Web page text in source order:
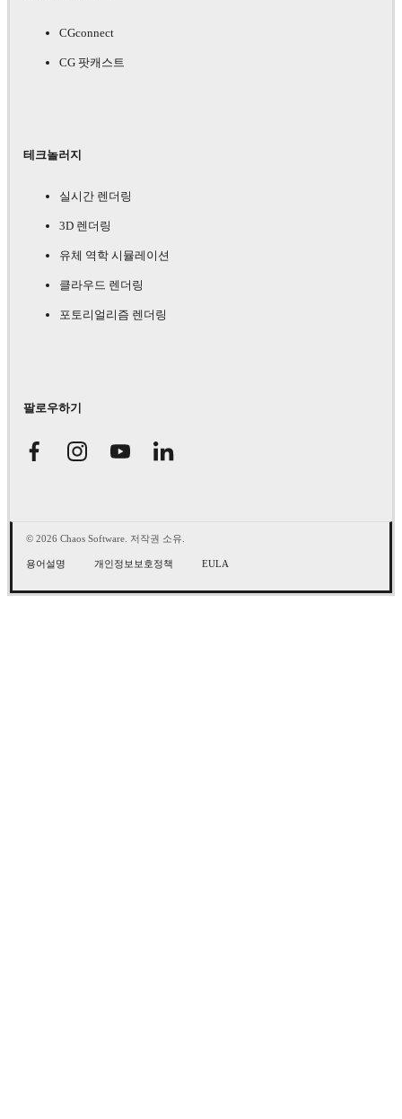
CGconnect
CG 팟캐스트
테크놀러지
실시간 렌더링
3D 렌더링
유체 역학 시뮬레이션
클라우드 렌더링
포토리얼리즘 렌더링
팔로우하기
© 2026 Chaos Software. 저작권 소유.
용어설명 개인정보보호정책 EULA